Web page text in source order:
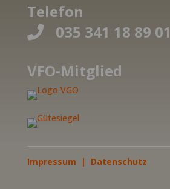
Telefon

035 341 18 89 01
VFO-Mitglied
Impressum | Datenschutz